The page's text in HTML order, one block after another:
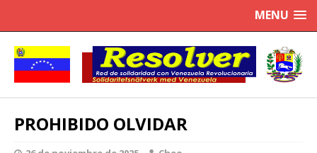
MENU
PROHIBIDO OLVIDAR